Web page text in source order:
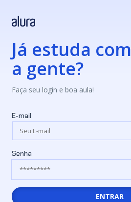
Já estuda com
a gente?
Faça seu login e boa aula!
E-mail
Senha
ENTRAR